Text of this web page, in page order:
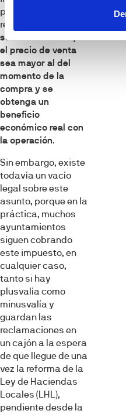
plusvalía, la
respuesta es que
solo en caso de que
el precio de venta
sea mayor al del
momento de la
compra y se
obtenga un
beneficio
económico real con
la operación.
Sin embargo, existe
todavía un vacío
legal sobre este
asunto, porque en la
práctica, muchos
ayuntamientos
siguen cobrando
este impuesto, en
cualquier caso,
tanto si hay
plusvalía como
minusvalía y
guardan las
reclamaciones en
un cajón a la espera
de que llegue de una
vez la reforma de la
Ley de Haciendas
Locales (LHL),
pendiente desde la